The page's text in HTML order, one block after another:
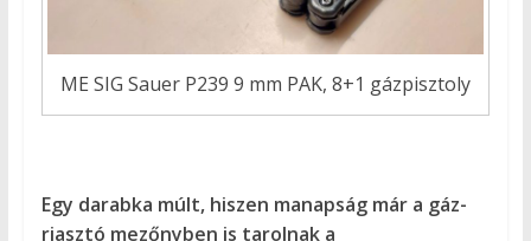
ME SIG Sauer P239 9 mm PAK, 8+1 gázpisztoly
Egy darabka múlt, hiszen manapság már a gáz-
riasztó mezőnyben is tarolnak a